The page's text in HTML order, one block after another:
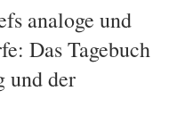
analoge und
Das Tagebuch
und der